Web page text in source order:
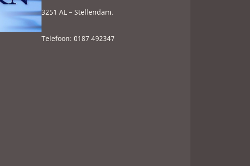
3251 AL – Stellendam.
Telefoon: 0187 492347